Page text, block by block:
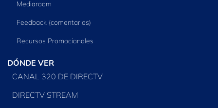
Mediaroom
Feedback (comentarios)
Recursos Promocionales
DÓNDE VER
CANAL 320 DE DIRECTV
DIRECTV STREAM